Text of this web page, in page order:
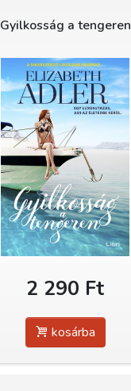
Gyilkosság a tengeren
2 290 Ft
kosárba